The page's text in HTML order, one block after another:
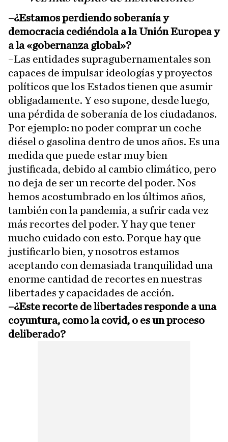
–¿Estamos perdiendo soberanía y
democracia cediéndola a la Unión Europea y
a la «gobernanza global»?
–Las entidades supragubernamentales son
capaces de impulsar ideologías y proyectos
políticos que los Estados tienen que asumir
obligadamente. Y eso supone, desde luego,
una pérdida de soberanía de los ciudadanos.
Por ejemplo: no poder comprar un coche
diésel o gasolina dentro de unos años. Es una
medida que puede estar muy bien
justificada, debido al cambio climático, pero
no deja de ser un recorte del poder. Nos
hemos acostumbrado en los últimos años,
también con la pandemia, a sufrir cada vez
más recortes del poder. Y hay que tener
mucho cuidado con esto. Porque hay que
justificarlo bien, y nosotros estamos
aceptando con demasiada tranquilidad una
enorme cantidad de recortes en nuestras
libertades y capacidades de acción.
–¿Este recorte de libertades responde a una
coyuntura, como la covid, o es un proceso
deliberado?